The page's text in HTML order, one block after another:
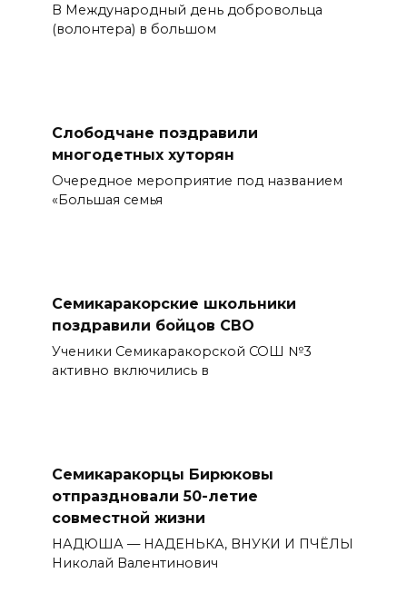
В Международный день добровольца
(волонтера) в большом
Слободчане поздравили
многодетных хуторян
Очередное мероприятие под названием
«Большая семья
Семикаракорские школьники
поздравили бойцов СВО
Ученики Семикаракорской СОШ №3
активно включились в
Семикаракорцы Бирюковы
отпраздновали 50-летие
совместной жизни
НАДЮША — НАДЕНЬКА, ВНУКИ И ПЧЁЛЫ
Николай Валентинович